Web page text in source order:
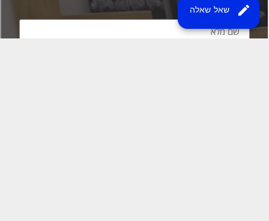
edit שאל שאלה